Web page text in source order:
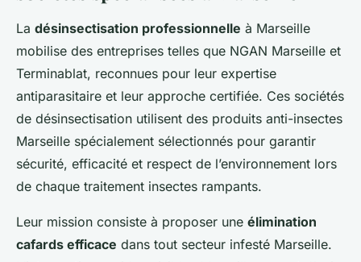
La désinsectisation professionnelle à Marseille
mobilise des entreprises telles que NGAN Marseille et
Terminablat, reconnues pour leur expertise
antiparasitaire et leur approche certifiée. Ces sociétés
de désinsectisation utilisent des produits anti-insectes
Marseille spécialement sélectionnés pour garantir
sécurité, efficacité et respect de l’environnement lors
de chaque traitement insectes rampants.
Leur mission consiste à proposer une élimination
cafards efficace dans tout secteur infesté Marseille.